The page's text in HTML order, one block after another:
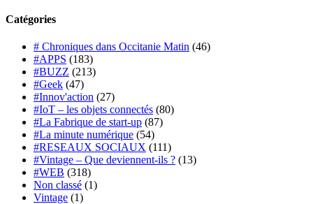
Catégories
# Chroniques dans Occitanie Matin (46)
#APPS (183)
#BUZZ (213)
#Geek (47)
#Innov'action (27)
#IoT – les objets connectés (80)
#La Fabrique de start-up (87)
#La minute numérique (54)
#RESEAUX SOCIAUX (111)
#Vintage – Que deviennent-ils ? (13)
#WEB (318)
Non classé (1)
Vintage (1)